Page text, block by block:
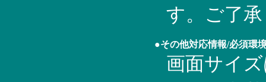
す。ご了
●その他対応情報/必須環
画面サイ